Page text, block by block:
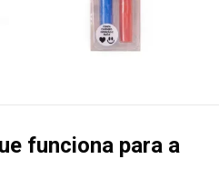
funciona para a